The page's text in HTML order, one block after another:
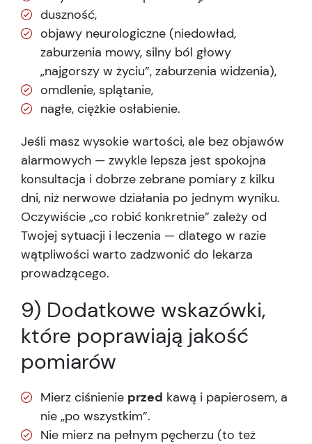
duszność,
objawy neurologiczne (niedowład,
zaburzenia mowy, silny ból głowy
„najgorszy w życiu”, zaburzenia widzenia),
omdlenie, splątanie,
nagłe, ciężkie osłabienie.
Jeśli masz wysokie wartości, ale bez objawów
alarmowych — zwykle lepsza jest spokojna
konsultacja i dobrze zebrane pomiary z kilku
dni, niż nerwowe działania po jednym wyniku.
Oczywiście „co robić konkretnie” zależy od
Twojej sytuacji i leczenia — dlatego w razie
wątpliwości warto zadzwonić do lekarza
prowadzącego.
9) Dodatkowe wskazówki,
które poprawiają jakość
pomiarów
Mierz ciśnienie przed kawą i papierosem, a
nie „po wszystkim”.
Nie mierz na pełnym pęcherzu (to też